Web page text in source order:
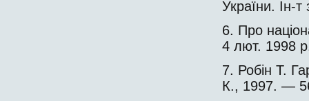
України.
6. Про
4 лют. 1998
7. Робін Т.
К., 1997. —